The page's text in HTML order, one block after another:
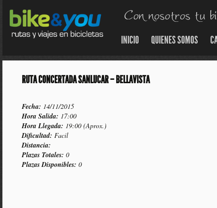
INICIO QUIENES SOMOS
RUTA CONCERTADA SANLUCAR – BELLAVISTA
Fecha: 14/11/2015
Hora Salida: 17:00
Hora Llegada: 19:00 (Aprox.)
Dificultad: Facil
Distancia:
Plazas Totales: 0
Plazas Disponibles: 0